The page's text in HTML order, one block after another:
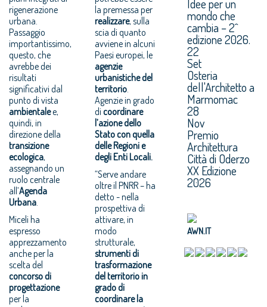
rigenerazione
urbana.
Passaggio
importantissimo,
questo, che
avrebbe dei
risultati
significativi dal
punto di vista
ambientalee,
quindi, in
direzione della
transizione
ecologica,
assegnando un
ruolo centrale
all’Agenda
Urbana
Miceli ha
espresso
apprezzamento
anche per la
scelta del
concorso di
progettazione
per la
la premessa per
realizzare, sulla
scia di quanto
avviene in alcuni
Paesi europei, le
agenzie
urbanistiche del
territorio
Agenzie in grado
dicoordinare
l’azione dello
Stato con quella
delle Regioni e
degli Enti Locali.
“Serve andare
oltre il PNRR – ha
detto - nella
prospettiva di
attivare, in
modo
strutturale,
strumenti di
trasformazione
del territorio in
grado di
coordinare la
Idee per un
mondo che
cambia – 2^
edizione 2026.
22
Set
Osteria
dell'Architetto a
Marmomac
28
Nov
Premio
Architettura
Città di Oderzo
XX Edizione
2026
AWN.IT